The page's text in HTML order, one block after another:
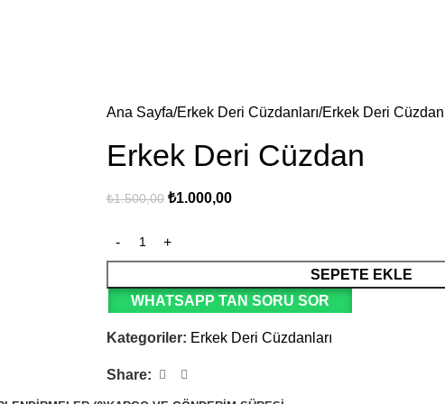
Ana Sayfa Erkek Deri Cüzdanları Erkek Deri Cüzdan
Erkek Deri Cüzdan
₺1.500,00 ₺1.000,00
SEPETE EKLE
WHATSAPP TAN SORU SOR
Kategoriler: Erkek Deri Cüzdanları
Share: